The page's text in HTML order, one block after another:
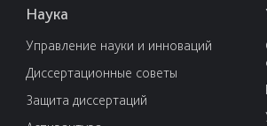
Наука
Управление науки и инноваций
Диссертационные советы
Защита диссертаций